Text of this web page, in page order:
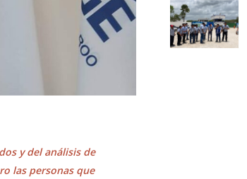
y del análisis de
las personas que